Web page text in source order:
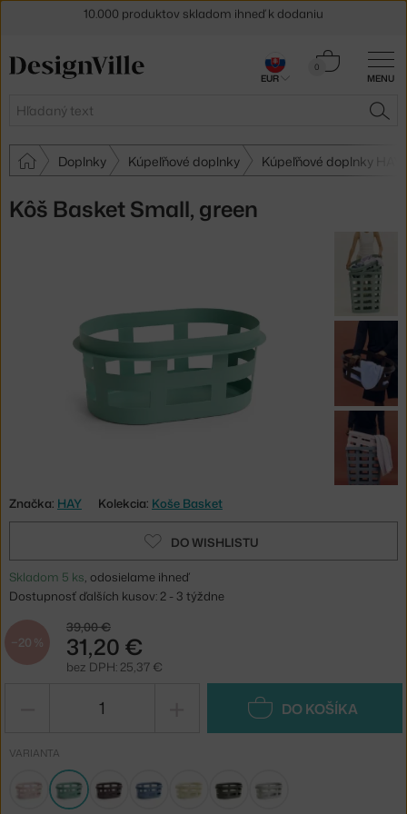
MENU
Hľadať
0
Košík
Doplnky Kúpeľňové doplnky Kúpeľňové doplnky HAY
Kôš Basket Small, green
Značka: HAY Kolekcia: Koše Basket
DO WISHLISTU
Skladom 5 ks, odosielame ihneď
Dostupnosť ďalších kusov: 2 - 3 týždne
−20 %
39,00 €
31,20 €
bez DPH: 25,37 €
DO KOŠÍKA
VARIANTA
30 dní na vrátenie tovaru
EUR